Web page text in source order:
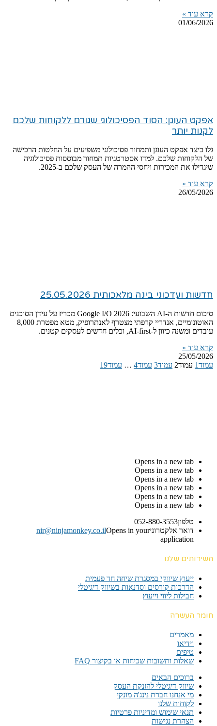
קרא עוד »
01/06/2026
אפקט העוגן: הסוד הפסיכולוגי שגורם ללקוחות שלכם
לקנות יותר
גלו כיצד אפקט העוגן ותמחור פסיכולוגי משפיעים על החלטות הרכישה
של הלקוחות שלכם. למדו אסטרטגיות תמחור מבוססות פסיכולוגיה
שיגדילו את המכירות ויחסי ההמרה של העסק שלכם ב-2025.
קרא עוד »
26/05/2026
חדשות ועדכוני בינה מלאכותית 25.05.2026
סיכום חדשות ה-AI השבועי: Google I/O 2026 מכריז על עידן הסוכנים
האוטונומיים, אנדריי קרפתי מצטרף לאנתרופיק, מטא מפטרת 8,000
עובדים ומשנה כיוון ל-AI-first, וכלים חדשים לעסקים קטנים.
קרא עוד »
25/05/2026
עמוד1 עמוד2 עמוד3 עמוד4
… עמוד19
Opens in a new tab
Opens in a new tab
Opens in a new tab
Opens in a new tab
Opens in a new tab
Opens in a new tab
טלפון052-880-3553
דואר אלקטרוני
nir@ninjamonkey.co.ilOpens in your
application
השירותים שלנו
ייעוץ שיווקי במסגרת שיחה חד פעמית​
הדרכות קורסים וסדנאות בשיווק דיגיטלי
חבילות ליווי וייעוץ
חומר העשרה
מאמרים
וידיאו
טיפים
שאלות ותשובות שכיחות או בקיצור FAQ
ברוכים הבאים
שיווק דיגיטלי להזנקת העסק
מי אנחנו חברת נינג'ה מונקי
לקוחות שלנו
תנאי שימוש ומדיניות פרטיות
הצהרת נגישות